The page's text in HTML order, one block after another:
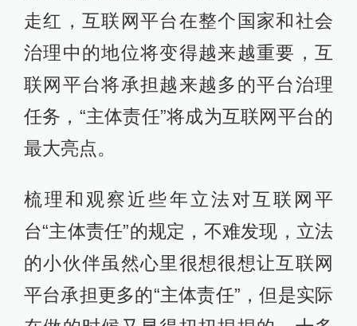
走红，互联网平台在整个国家和社会
治理中的地位将变得越来越重要，互
联网平台将承担越来越多的平台治理
任务，“主体责任”将成为互联网平台的
最大亮点。
梳理和观察近些年立法对互联网平
台“主体责任”的规定，不难发现，立法
的小伙伴虽然心里很想很想让互联网
平台承担更多的“主体责任”，但是实际